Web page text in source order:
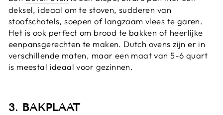
deksel, ideaal om te stoven, sudderen van
stoofschotels, soepen of langzaam vlees te garen.
Het is ook perfect om brood te bakken of heerlijke
eenpansgerechten te maken. Dutch ovens zijn er in
verschillende maten, maar een maat van 5-6 quart
is meestal ideaal voor gezinnen.
3. BAKPLAAT